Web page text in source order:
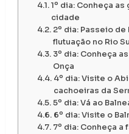
1º dia: Conheça
cidade
2º dia: Passeio
flutuação no Rio
3º dia: Conheça
Onça
4º dia: Visite o
cachoeiras da
5º dia: Vá ao
6º dia: Visite o
7º dia: Conheça